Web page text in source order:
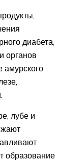
диабета,
органов
амурского
лубе и
образование